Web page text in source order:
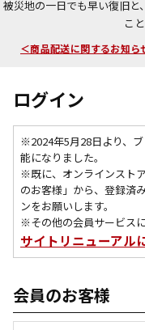
被災地の一日でも早い復旧と
こ
今なら新規会員登録で
＜商品配送に関するお知ら
ログイン
※2024年5月28日より、
能になりました。
※既に、 オンラインスト
のお客様」から、登録済
ンをお願いします。
※その他の会員サービス
サイトリニューアル
会員のお客様